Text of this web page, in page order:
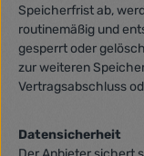
Speicherfrist ab,
routinemäßig und
gesperrt oder
zur weiteren
Vertragsabschluss
Datensicherheit